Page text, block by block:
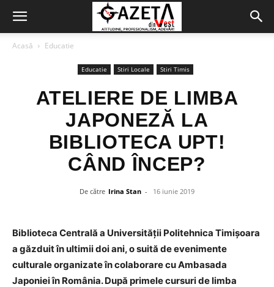
Acasă Educatie
Educatie Stiri Locale Stiri Timis
ATELIERE DE LIMBA
JAPONEZĂ LA
BIBLIOTECA UPT!
CÂND ÎNCEP?
De către Irina Stan - 16 iunie 2019
Biblioteca Centrală a Universității Politehnica Timișoara
a găzduit în ultimii doi ani, o suită de evenimente
culturale organizate în colaborare cu Ambasada
Japoniei în România. După primele cursuri de limba